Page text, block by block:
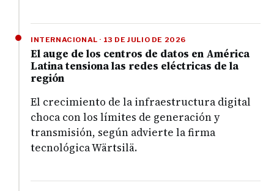
INTERNACIONAL · 13 DE JULIO DE 2026
El auge de los centros de datos en América
Latina tensiona las redes eléctricas de la
región
El crecimiento de la infraestructura digital
choca con los límites de generación y
transmisión, según advierte la firma
tecnológica Wärtsilä.